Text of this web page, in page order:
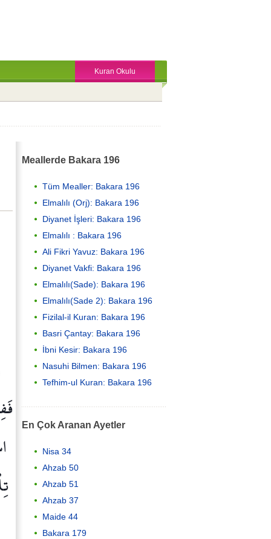
Kuran Okulu
Meallerde Bakara 196
Tüm Mealler: Bakara 196
Elmalılı (Orj): Bakara 196
Diyanet İşleri: Bakara 196
Elmalılı : Bakara 196
Ali Fikri Yavuz: Bakara 196
Diyanet Vakfi: Bakara 196
Elmalılı(Sade): Bakara 196
Elmalılı(Sade 2): Bakara 196
Fizilal-il Kuran: Bakara 196
Basri Çantay: Bakara 196
İbni Kesir: Bakara 196
Nasuhi Bilmen: Bakara 196
Tefhim-ul Kuran: Bakara 196
En Çok Aranan Ayetler
Nisa 34
Ahzab 50
Ahzab 51
Ahzab 37
Maide 44
Bakara 179